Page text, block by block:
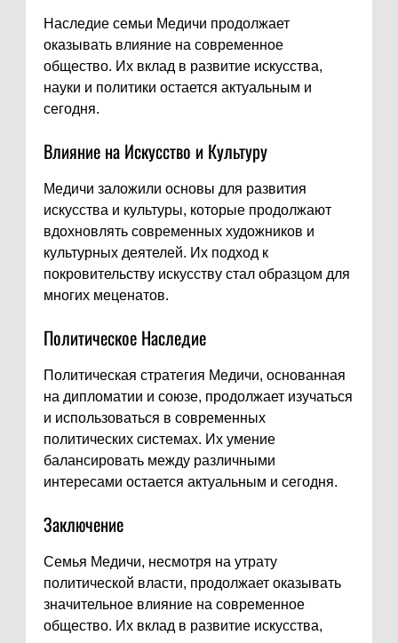
Наследие семьи Медичи продолжает
оказывать влияние на современное
общество. Их вклад в развитие искусства,
науки и политики остается актуальным и
сегодня.
Влияние на Искусство и Культуру
Медичи заложили основы для развития
искусства и культуры, которые продолжают
вдохновлять современных художников и
культурных деятелей. Их подход к
покровительству искусству стал образцом для
многих меценатов.
Политическое Наследие
Политическая стратегия Медичи, основанная
на дипломатии и союзе, продолжает изучаться
и использоваться в современных
политических системах. Их умение
балансировать между различными
интересами остается актуальным и сегодня.
Заключение
Семья Медичи, несмотря на утрату
политической власти, продолжает оказывать
значительное влияние на современное
общество. Их вклад в развитие искусства,